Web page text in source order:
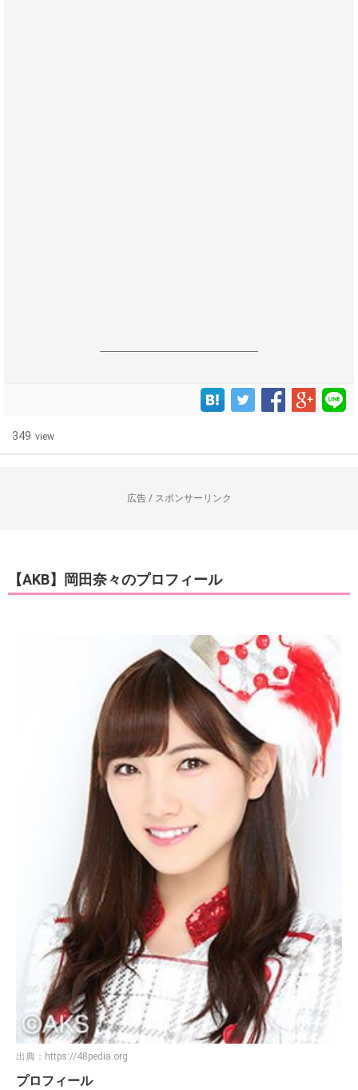
------------------------------------------------------------------
349 view
広告 / スポンサーリンク
【AKB】岡田奈々のプロフィール
出典： https://48pedia.org
プロフィール